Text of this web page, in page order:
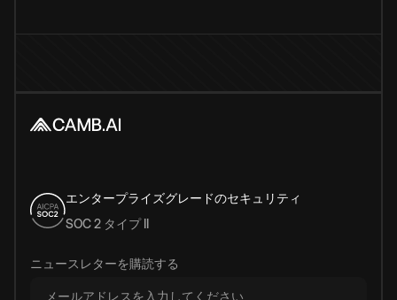
エンタープライズグレードのセキュリティ
SOC 2 タイプ II
ニュースレターを購読する